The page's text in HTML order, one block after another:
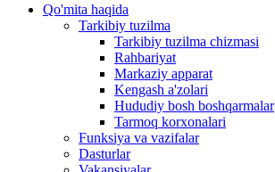
Qo'mita haqida
Tarkibiy tuzilma
Tarkibiy tuzilma chizmasi
Rahbariyat
Markaziy apparat
Kengash a'zolari
Hududiy bosh boshqarmalar
Tarmoq korxonalari
Funksiya va vazifalar
Dasturlar